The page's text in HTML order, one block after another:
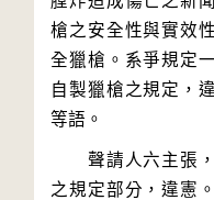
槍之安全性與實效
全獵槍。系爭規定
自製獵槍之規定，
聲請人六主張，
之規定部分，違憲